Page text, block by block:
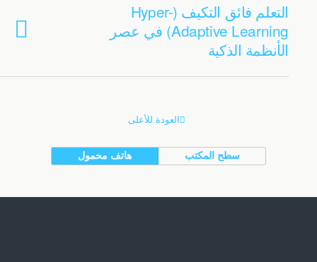
التعلم فائق التكيف (Hyper-
Adaptive Learning) في عصر
الأنظمة الذكية
العودة للأعلى
هاتف محمول سطح المكتب